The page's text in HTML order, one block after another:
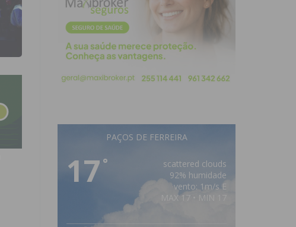
PAÇOS DE FERREIRA
17 °
scattered clouds
92% humidade
vento: 1m/s E
MAX 17 • MIN 17